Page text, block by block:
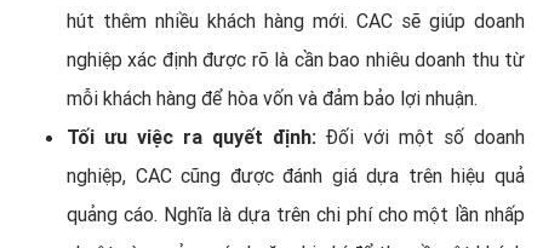
hút thêm nhiều khách hàng mới. CAC sẽ giúp doanh
nghiệp xác định được rõ là cần bao nhiêu doanh thu từ
mỗi khách hàng để hòa vốn và đảm bảo lợi nhuận.
Tối ưu việc ra quyết định:Đối với một số doanh
nghiệp, CAC cũng được đánh giá dựa trên hiệu quả
quảng cáo. Nghĩa là dựa trên chi phí cho một lần nhấp